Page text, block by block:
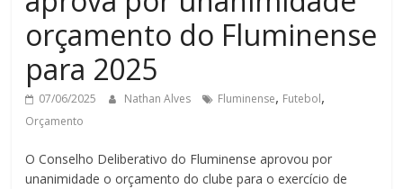
orçamento do Fluminense
para 2025
07/06/2025 Nathan Alves Fluminense, Futebol,
Orçamento
O Conselho Deliberativo do Fluminense aprovou por
unanimidade o orçamento do clube para o exercício de